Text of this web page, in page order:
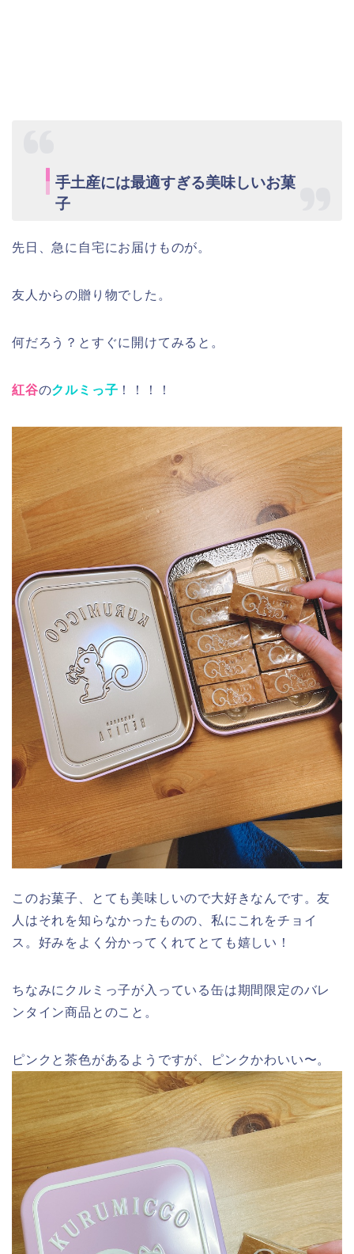
手土産には最適すぎる美味しいお菓
子
先日、急に自宅にお届けものが。
友人からの贈り物でした。
何だろう？とすぐに開けてみると。
紅谷のクルミっ子 ！！！！
このお菓子、とても美味しいので大好きなんです。友
人はそれを知らなかったものの、私にこれをチョイ
ス。好みをよく分かってくれてとても嬉しい！
ちなみにクルミっ子が入っている缶は期間限定のバレ
ンタイン商品とのこと。
ピンクと茶色があるようですが、ピンクかわいい〜。